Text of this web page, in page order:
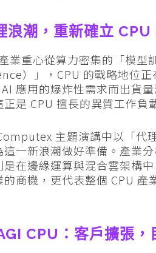
浪潮，重新確立 CPU
業重心從算力密集的「模型
）」，CPU 的戰略地位
應用的爆炸性需求而出貨
是 CPU 擅長的異質工作負
主題演講中以「代
這一新浪潮做好準備。產業
是在邊緣運算與混合雲架構
的商機，更代表整個 CPU
CPU：客戶擴張，